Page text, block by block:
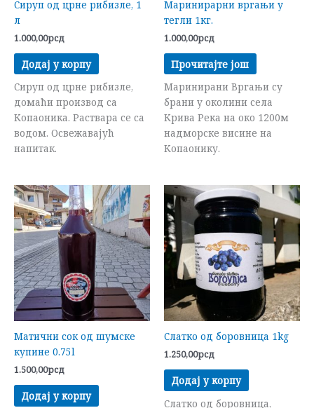
Сируп од црне рибизле, 1
л
1.000,00рсд
Додај у корпу
Сируп од црне рибизле,
домаћи производ са
Копаоника. Раствара се са
водом. Освежавајућ
напитак.
Маринирарни вргањи у
тегли 1кг.
1.000,00рсд
Прочитајте још
Маринирани Вргањи су
брани у околини села
Крива Река на око 1200м
надморске висине на
Копаонику.
Матични сок од шумске
купине 0.75l
1.500,00рсд
Додај у корпу
Слатко од боровница 1kg
1.250,00рсд
Додај у корпу
Слатко од боровница,